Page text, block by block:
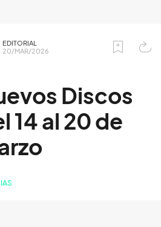
EDITORIAL
20/MAR/2026
Discos
14 al 20 de